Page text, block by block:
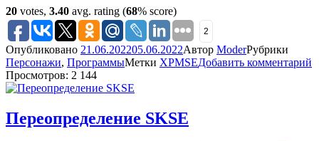
20 votes, 3.40 avg. rating (68% score)
2
Опубликовано 21.06.202205.06.2022Автор ModerРубрики
Персонажи, ПрограммыМетки XPMSEДобавить комментарий
Просмотров: 2 144
Переопределение SKSE